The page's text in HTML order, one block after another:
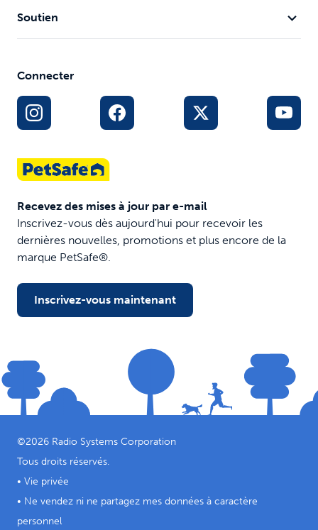
Soutien
Connecter
Recevez des mises à jour par e-mail
Inscrivez-vous dès aujourd'hui pour recevoir les
dernières nouvelles, promotions et plus encore de la
marque PetSafe®.
Inscrivez-vous maintenant
©2026 Radio Systems Corporation
Tous droits réservés.
• Vie privée
• Ne vendez ni ne partagez mes données à caractère
personnel